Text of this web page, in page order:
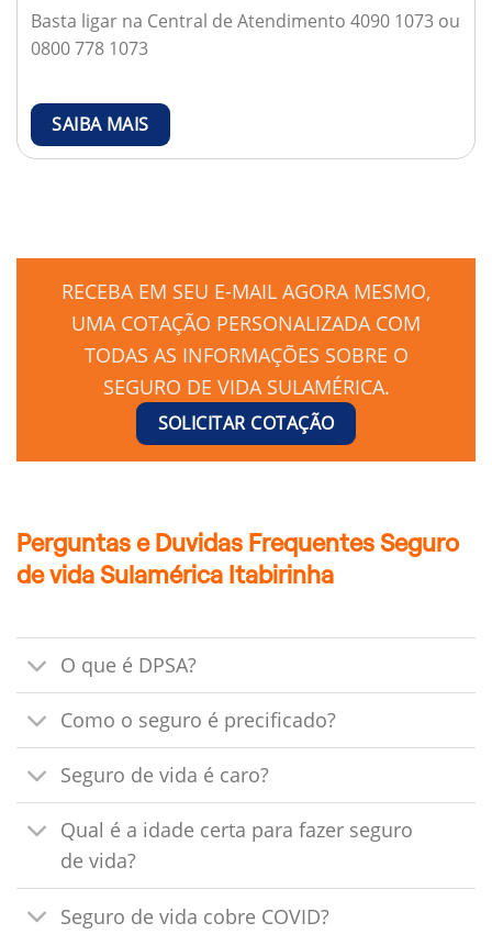
Basta ligar na Central de Atendimento 4090 1073 ou
0800 778 1073
SAIBA MAIS
RECEBA EM SEU E-MAIL AGORA MESMO,
UMA COTAÇÃO PERSONALIZADA COM
TODAS AS INFORMAÇÕES SOBRE O
SEGURO DE VIDA SULAMÉRICA.
SOLICITAR COTAÇÃO
Perguntas e Duvidas Frequentes Seguro
de vida Sulamérica Itabirinha
O que é DPSA?
Como o seguro é precificado?
Seguro de vida é caro?
Qual é a idade certa para fazer seguro
de vida?
Seguro de vida cobre COVID?